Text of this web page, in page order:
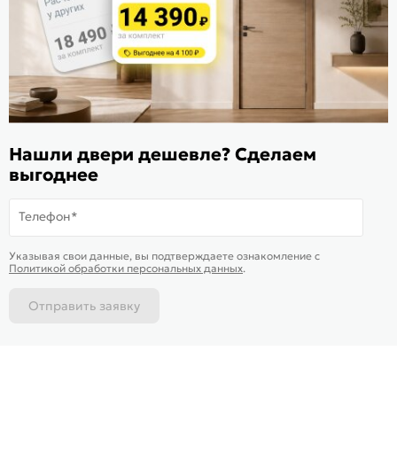
В корзину-4 770₽ Купить в 1 клик
Доставимзавтра
Оцените магазин
ИКС 1340
© 2010—2026 Склад Дверей 169.RU
Пользовательское соглашение
Политика обработки персональных данных
Карта сайта
Нашли двери дешевле? Сделаем
выгоднее
Телефон*
Указывая свои данные, вы подтверждаете ознакомление c
Политикой обработки персональных данных.
Отправить заявку